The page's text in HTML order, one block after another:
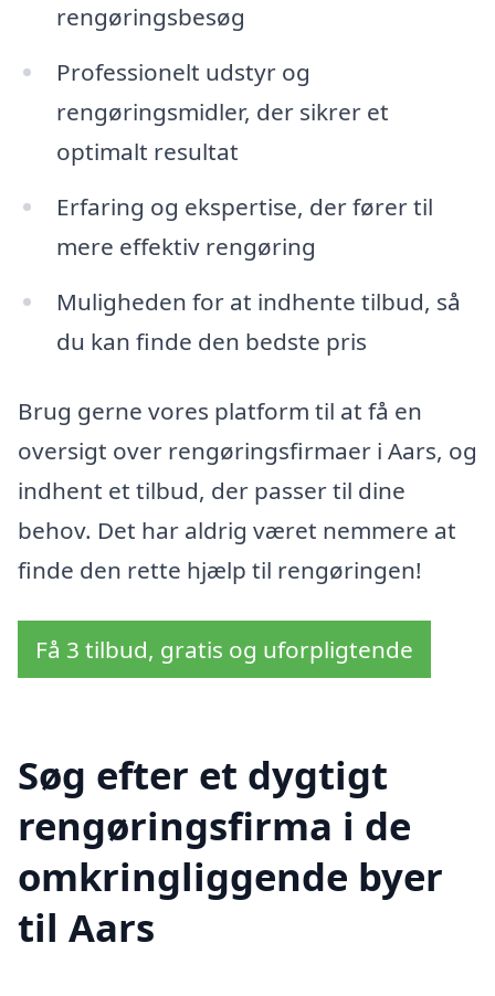
rengøringsbesøg
Professionelt udstyr og
rengøringsmidler, der sikrer et
optimalt resultat
Erfaring og ekspertise, der fører til
mere effektiv rengøring
Muligheden for at indhente tilbud, så
du kan finde den bedste pris
Brug gerne vores platform til at få en
oversigt over rengøringsfirmaer i Aars, og
indhent et tilbud, der passer til dine
behov. Det har aldrig været nemmere at
finde den rette hjælp til rengøringen!
Få 3 tilbud, gratis og uforpligtende
Søg efter et dygtigt
rengøringsfirma i de
omkringliggende byer
til Aars